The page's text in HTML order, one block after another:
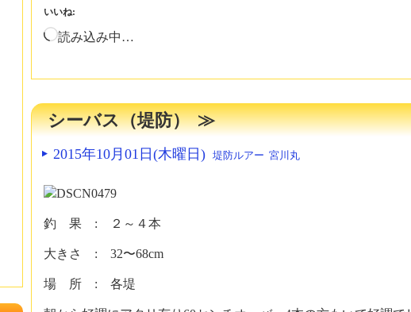
いいね:
読み込み中…
シーバス（堤防）
2015年10月01日(木曜日) 堤防ルアー 宮川丸
釣 果 : ２～４本
大きさ : 32〜68cm
場 所 : 各堤